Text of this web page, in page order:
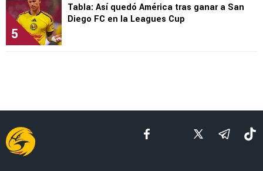
5
Tabla: Así quedó América tras ganar a San
Diego FC en la Leagues Cup